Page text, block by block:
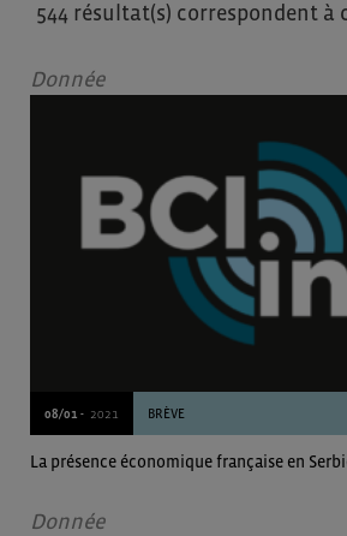
544 résultat(s) correspondent à
Donnée
08/01 - 2021 BRÈVE
La présence économique française en
Donnée